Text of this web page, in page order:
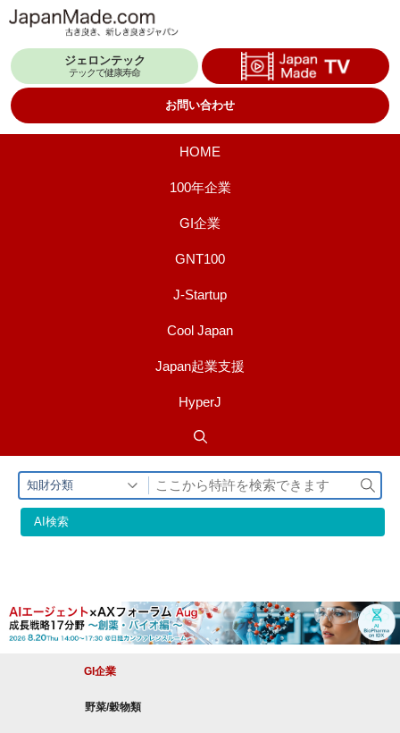
テ
ジェロンテック
テックで健康寿命
お問い合わせ
HOME
100年企業
GI企業
GNT100
J-Startup
Cool Japan
Japan起業支援
HyperJ
知財分類
検
索
AI検索
GI企業
野菜/穀物類